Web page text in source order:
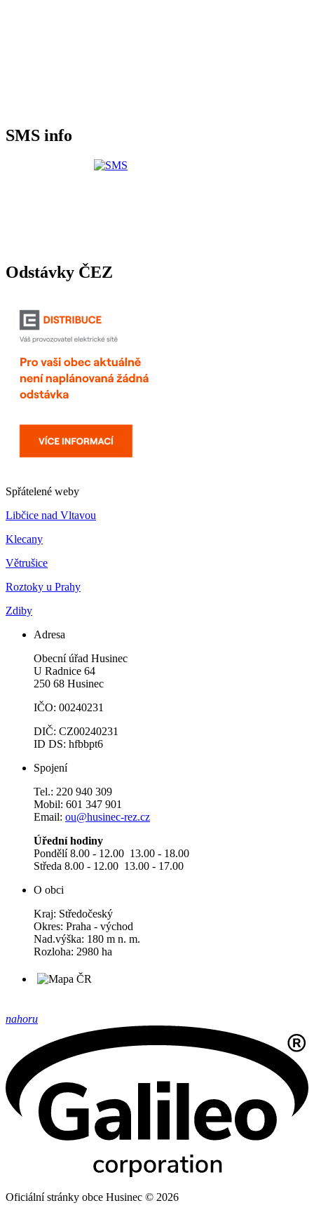
SMS info
Odstávky ČEZ
Spřátelené weby
Libčice nad Vltavou
Klecany
Větrušice
Roztoky u Prahy
Zdiby
Adresa
Obecní úřad Husinec
U Radnice 64
250 68 Husinec
IČO: 00240231
DIČ: CZ00240231
ID DS: hfbbpt6
Spojení
Tel.: 220 940 309
Mobil: 601 347 901
Email: ou@husinec-rez.cz
Úřední hodiny
Pondělí 8.00 - 12.00 13.00 - 18.00
Středa 8.00 - 12.00 13.00 - 17.00
O obci
Kraj: Středočeský
Okres: Praha - východ
Nad.výška: 180 m n. m.
Rozloha: 2980 ha
nahoru
Oficiální stránky obce Husinec © 2026